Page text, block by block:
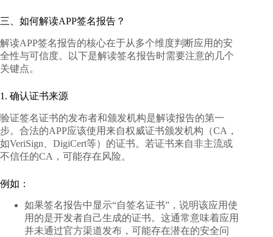
三、如何解读APP签名报告？
解读APP签名报告的核心在于从多个维度判断应用的安
全性与可信度。以下是解读签名报告时需要注意的几个
关键点。
1. 确认证书来源
验证签名证书的发布者和颁发机构是解读报告的第一
步。合法的APP应该使用来自权威证书颁发机构（CA，
如VeriSign、DigiCert等）的证书。若证书来自非主流或
不信任的CA，可能存在风险。
例如：
如果签名报告中显示“自签名证书”，说明该应用使
用的是开发者自己生成的证书。这通常意味着应用
并未通过官方渠道发布，可能存在潜在的安全问